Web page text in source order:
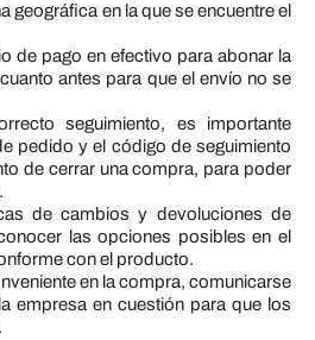
geográfica en la que se encuentre el
de pago en efectivo para abonar la
antes para que el envío no se
seguimiento, es importante
pedido y el código de seguimiento
de cerrar una compra, para poder
de cambios y devoluciones de
las opciones posibles en el
con el producto.
en la compra, comunicarse
empresa en cuestión para que los